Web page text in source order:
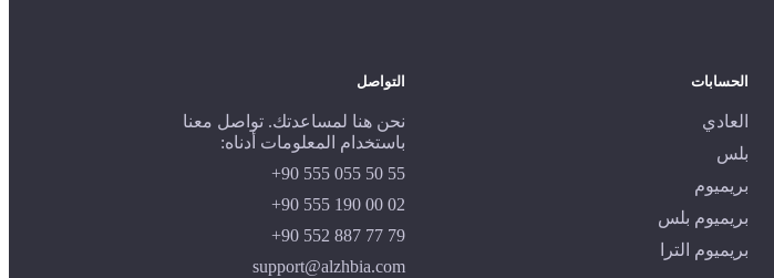
الحسابات
العادي
بلس
بريميوم
بريميوم بلس
بريميوم الترا
التواصل
نحن هنا لمساعدتك. تواصل معنا
باستخدام المعلومات أدناه:
+90 555 055 50 55
+90 555 190 00 02
+90 552 887 77 79
support@alzhbia.com